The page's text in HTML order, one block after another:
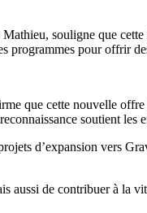
souligne que
programmes pour offrir
que cette nouvelle
soutient
d’expansion vers
aussi de contribuer à la